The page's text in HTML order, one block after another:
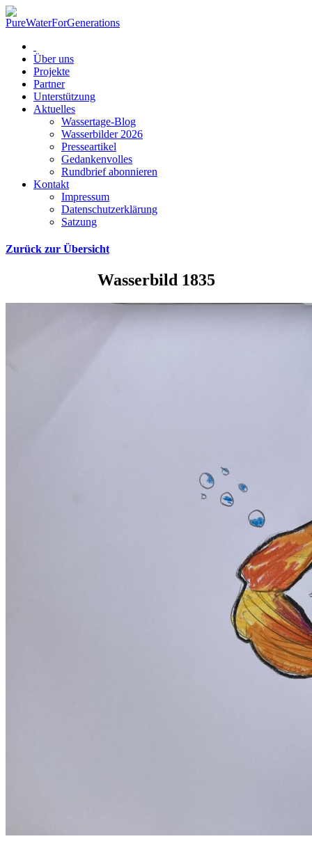
Über uns
Projekte
Partner
Unterstützung
Aktuelles
Wassertage-Blog
Wasserbilder 2026
Presseartikel
Gedankenvolles
Rundbrief abonnieren
Kontakt
Impressum
Datenschutzerklärung
Satzung
Zurück zur Übersicht
Wasserbild 1835